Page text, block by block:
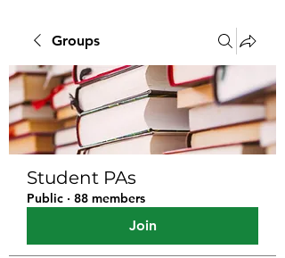
Groups
Student PAs
Public · 88 members
Join